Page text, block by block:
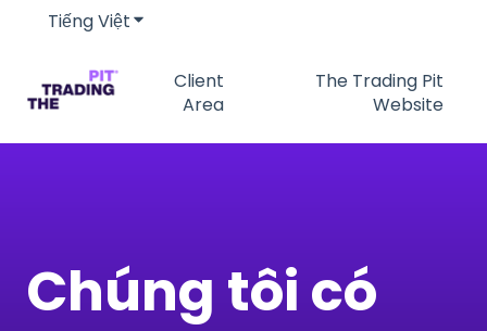
Tiếng ViệtHiển thị menu phụ cho bản dịch
Client
Area
The Trading Pit
Website
Chúng tôi có